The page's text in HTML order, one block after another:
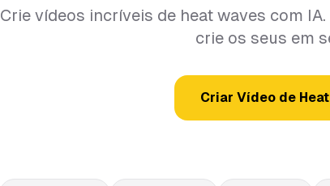
Crie vídeos incríveis de heat waves com
crie os seus em
Criar Vídeo de